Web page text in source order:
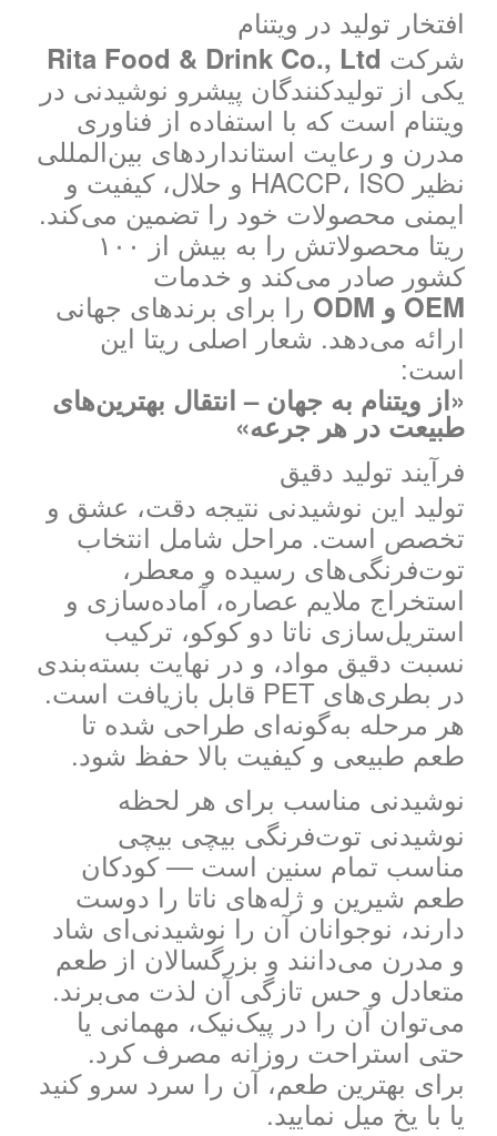
افتخار تولید در ویتنام
شرکت Rita Food & Drink Co., Ltd
یکی از تولیدکنندگان پیشرو نوشیدنی در
ویتنام است که با استفاده از فناوری
مدرن و رعایت استانداردهای بین‌المللی
نظیر HACCP، ISO و حلال، کیفیت و
ایمنی محصولات خود را تضمین می‌کند.
ریتا محصولاتش را به بیش از ۱۰۰
کشور صادر می‌کند و خدمات
OEM و ODM
را برای برندهای جهانی
ارائه می‌دهد. شعار اصلی ریتا این
است:
«از ویتنام به جهان – انتقال بهترین‌های
طبیعت در هر جرعه»
فرآیند تولید دقیق
تولید این نوشیدنی نتیجه دقت، عشق و
تخصص است. مراحل شامل انتخاب
توت‌فرنگی‌های رسیده و معطر،
استخراج ملایم عصاره، آماده‌سازی و
استریل‌سازی ناتا دو کوکو، ترکیب
نسبت دقیق مواد، و در نهایت بسته‌بندی
در بطری‌های PET قابل بازیافت است.
هر مرحله به‌گونه‌ای طراحی شده تا
طعم طبیعی و کیفیت بالا حفظ شود.
نوشیدنی مناسب برای هر لحظه
نوشیدنی توت‌فرنگی بیچی بیچی
مناسب تمام سنین است — کودکان
طعم شیرین و ژله‌های ناتا را دوست
دارند، نوجوانان آن را نوشیدنی‌ای شاد
و مدرن می‌دانند و بزرگسالان از طعم
متعادل و حس تازگی آن لذت می‌برند.
می‌توان آن را در پیک‌نیک، مهمانی یا
حتی استراحت روزانه مصرف کرد.
برای بهترین طعم، آن را سرد سرو کنید
یا با یخ میل نمایید.